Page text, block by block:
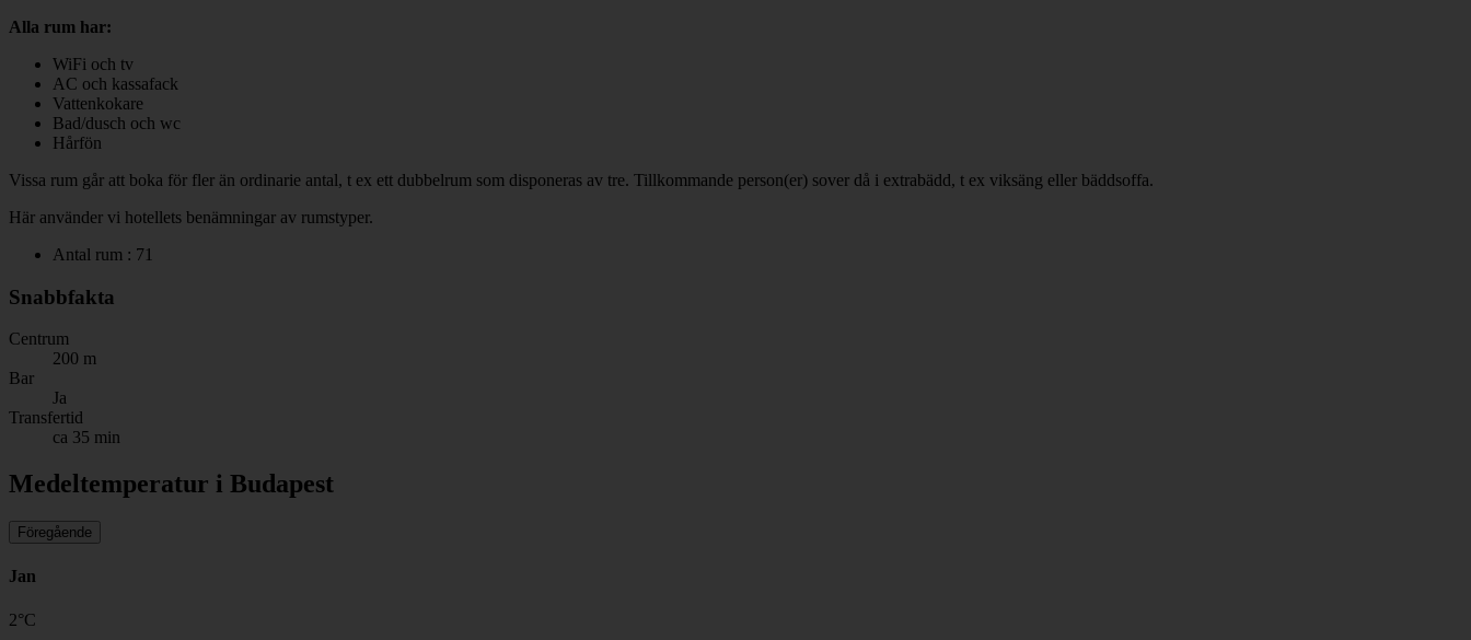
Alla rum har:
WiFi och tv
AC och kassafack
Vattenkokare
Bad/dusch och wc
Hårfön
Vissa rum går att boka för fler än ordinarie antal, t ex ett dubbelrum som disponeras av tre. Tillkommande person(er) sover då i extrabädd, t ex viksäng eller bäddsoffa.
Här använder vi hotellets benämningar av rumstyper.
Antal rum : 71
Snabbfakta
Centrum
200 m
Bar
Ja
Transfertid
ca 35 min
Medeltemperatur i Budapest
Föregående
Jan
2°C